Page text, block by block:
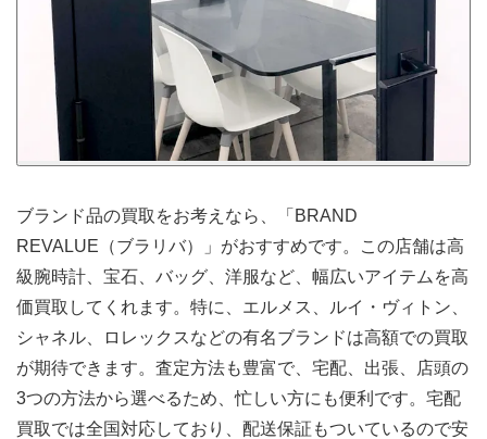
ブランド品の買取をお考えなら、「BRAND
REVALUE（ブラリバ）」がおすすめです。この店舗は高
級腕時計、宝石、バッグ、洋服など、幅広いアイテムを高
価買取してくれます。特に、エルメス、ルイ・ヴィトン、
シャネル、ロレックスなどの有名ブランドは高額での買取
が期待できます。査定方法も豊富で、宅配、出張、店頭の
3つの方法から選べるため、忙しい方にも便利です。宅配
買取では全国対応しており、配送保証もついているので安